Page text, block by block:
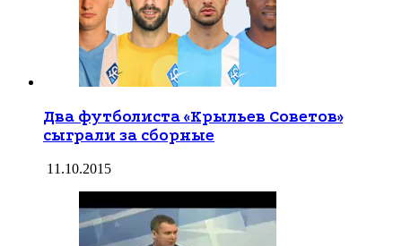
Два футболиста «Крыльев Советов»
сыграли за сборные
11.10.2015